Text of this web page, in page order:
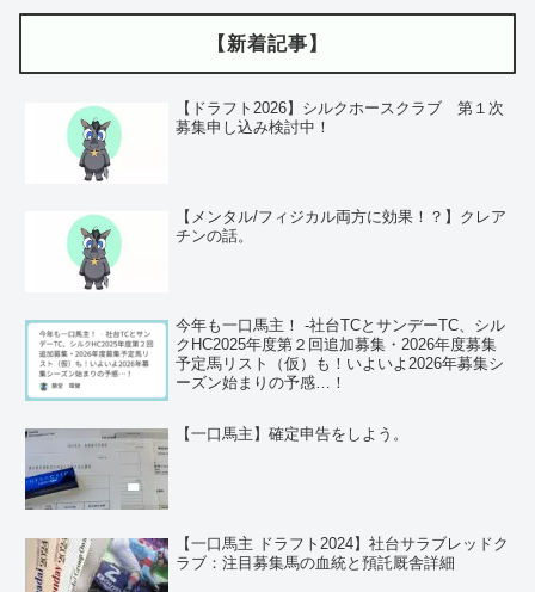
【新着記事】
【ドラフト2026】シルクホースクラブ 第１次
募集申し込み検討中！
【メンタル/フィジカル両方に効果！？】クレア
チンの話。
今年も一口馬主！ ‐社台TCとサンデーTC、シル
クHC2025年度第２回追加募集・2026年度募集
予定馬リスト（仮）も！いよいよ2026年募集シ
ーズン始まりの予感…！
【一口馬主】確定申告をしよう。
【一口馬主 ドラフト2024】社台サラブレッドク
ラブ：注目募集馬の血統と預託厩舎詳細